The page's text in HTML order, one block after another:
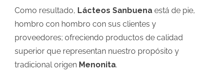
Como resultado, Lácteos Sanbuena está de pie,
hombro con hombro con sus clientes y
proveedores; ofreciendo productos de calidad
superior que representan nuestro propósito y
tradicional origen Menonita.